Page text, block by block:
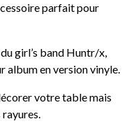
parfait pour
girl’s band Huntr/x,
album en version vinyle.
votre table mais
rayures.